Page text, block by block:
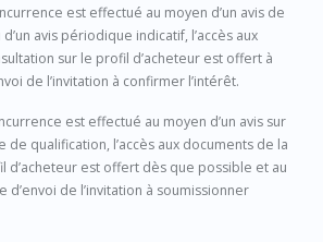
est effectué au moyen d’un avis de
avis périodique indicatif, l’accès aux
sur le profil d’acheteur est offert à
de l’invitation à confirmer l’intérêt.
est effectué au moyen d’un avis sur
de qualification, l’accès aux documents de la
d’acheteur est offert dès que possible et au
d’envoi de l’invitation à soumissionner